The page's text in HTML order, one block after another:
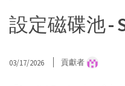
設定磁碟池 -
03/17/2026 貢獻者